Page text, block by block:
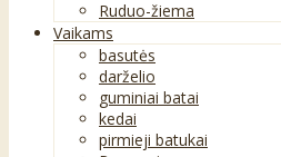
Ruduo-žiema
Vaikams
basutės
darželio
guminiai batai
kedai
pirmieji batukai